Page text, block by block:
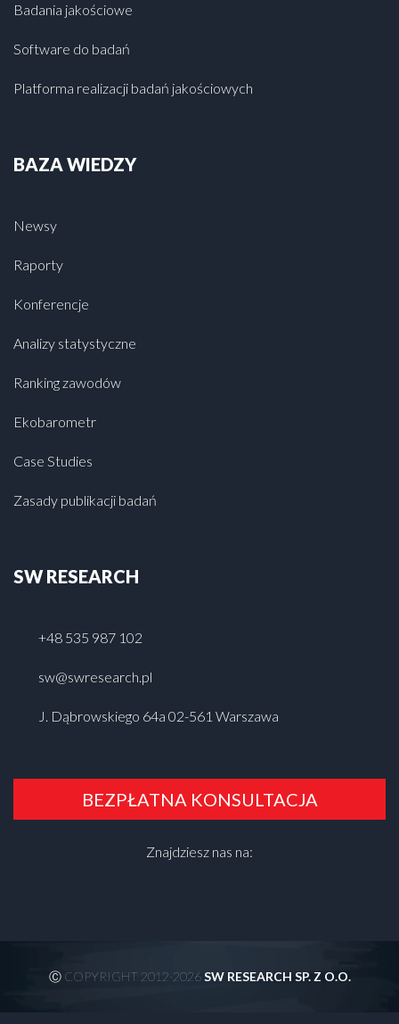
Badania jakościowe
Software do badań
Platforma realizacji badań jakościowych
BAZA WIEDZY
Newsy
Raporty
Konferencje
Analizy statystyczne
Ranking zawodów
Ekobarometr
Case Studies
Zasady publikacji badań
SW RESEARCH
+48 535 987 102
sw@swresearch.pl
J. Dąbrowskiego 64a 02-561 Warszawa
BEZPŁATNA KONSULTACJA
Znajdziesz nas na:
Ⓒ COPYRIGHT 2012-2026SW RESEARCH SP. Z O.O.